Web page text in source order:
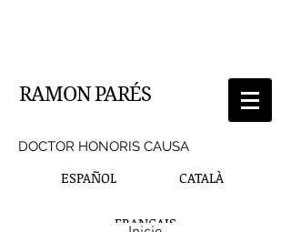
RAMON PARÉS
DOCTOR HONORIS CAUSA
ESPAÑOL CATALÀ
FRANÇAIS